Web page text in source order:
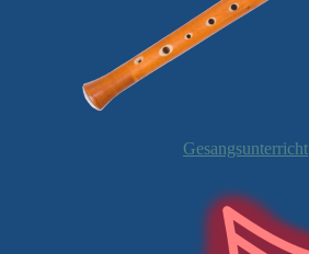
Gesangsunterricht